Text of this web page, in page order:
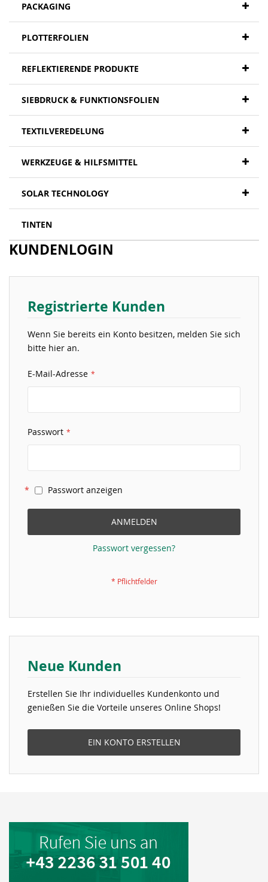
PACKAGING
PLOTTERFOLIEN
REFLEKTIERENDE PRODUKTE
SIEBDRUCK & FUNKTIONSFOLIEN
TEXTILVEREDELUNG
WERKZEUGE & HILFSMITTEL
SOLAR TECHNOLOGY
TINTEN
KUNDENLOGIN
Registrierte Kunden
Wenn Sie bereits ein Konto besitzen, melden Sie sich
bitte hier an.
E-Mail-Adresse
Passwort
Passwort anzeigen
ANMELDEN
Passwort vergessen?
Neue Kunden
Erstellen Sie Ihr individuelles Kundenkonto und
genießen Sie die Vorteile unseres Online Shops!
EIN KONTO ERSTELLEN